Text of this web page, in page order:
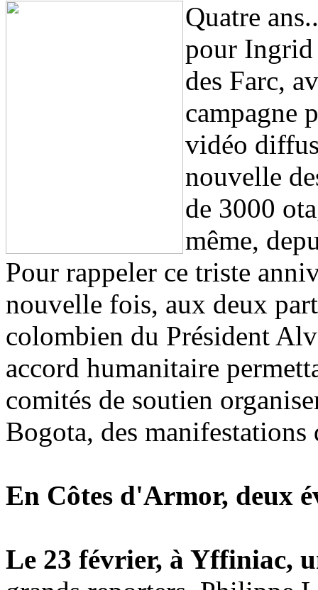
Quatre
pour Ingrid
des Farc,
campagne
vidéo
nouvelle
de 3000
même,
Pour rappeler ce triste
nouvelle fois, aux deux
colombien du Président
accord humanitaire
comités de soutien
Bogota, des manifestations
En Côtes d'Armor, deux
Le 23 février, à Yffiniac,